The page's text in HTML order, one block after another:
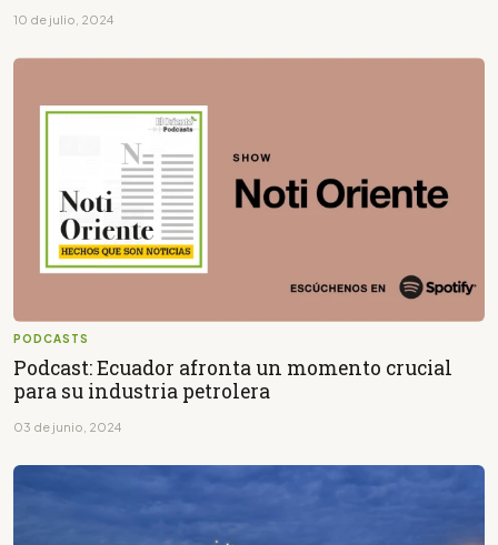
10 de julio, 2024
PODCASTS
Podcast: Ecuador afronta un momento crucial
para su industria petrolera
03 de junio, 2024